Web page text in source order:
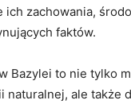
ich⁣ zachowania,
faktów.
Bazylei to ​nie​ tylko
naturalnej, ale także